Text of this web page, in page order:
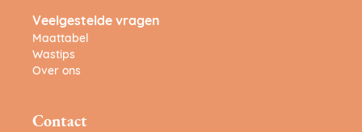
Veelgestelde vragen
Maattabel
Wastips
Over ons
Contact